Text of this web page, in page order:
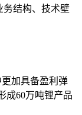
务结构、技术壁
加具备盈利弹
成60万吨锂产品